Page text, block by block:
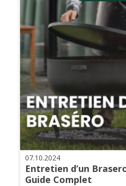
07.10.2024
Entretien d’un
Guide Complet